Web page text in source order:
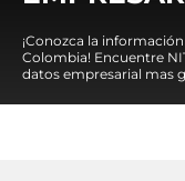
¡Conozca la
Colombia! Encuentre
datos empresarial mas